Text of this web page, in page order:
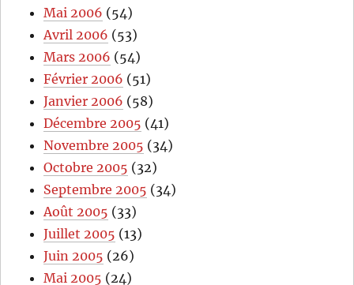
Mai 2006 (54)
Avril 2006 (53)
Mars 2006 (54)
Février 2006 (51)
Janvier 2006 (58)
Décembre 2005 (41)
Novembre 2005 (34)
Octobre 2005 (32)
Septembre 2005 (34)
Août 2005 (33)
Juillet 2005 (13)
Juin 2005 (26)
Mai 2005 (24)